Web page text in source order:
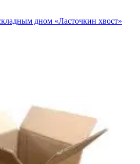
дном «Ласточкин хвост»